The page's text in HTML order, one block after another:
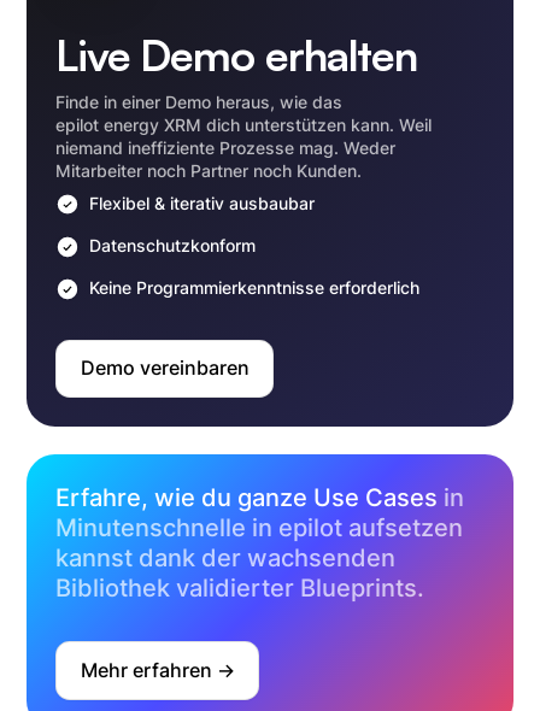
Live Demo erhalten
Finde in einer Demo heraus, wie das
epilot energy XRM dich unterstützen kann. Weil
niemand ineffiziente Prozesse mag. Weder
Mitarbeiter noch Partner noch Kunden.
Flexibel & iterativ ausbaubar
Datenschutzkonform
Keine Programmierkenntnisse erforderlich
Demo vereinbaren
Erfahre, wie du ganze Use Cases in
Minutenschnelle in epilot aufsetzen
kannst dank der wachsenden
Bibliothek validierter Blueprints.
Mehr erfahren ->